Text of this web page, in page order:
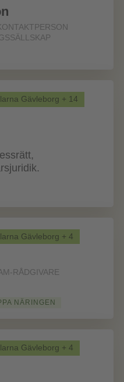
Gävleborg + 14
Gävleborg + 4
RÅDGIVARE
NÄRINGEN
Gävleborg + 4